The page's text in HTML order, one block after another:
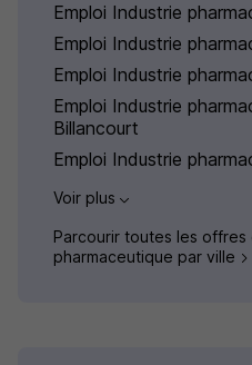
Emploi Industrie
Emploi Industrie
Emploi Industrie
Emploi Industrie
Billancourt
Emploi Industrie
Voir plus
Parcourir toutes les offres
pharmaceutique par ville